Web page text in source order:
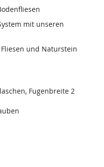
mit unseren
und Naturstein
Fugenbreite 2